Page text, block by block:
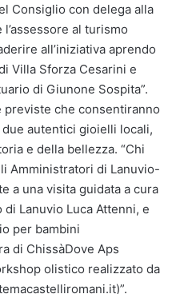
Consiglio con delega alla
al turismo
all’iniziativa aprendo
Villa Sforza Cesarini e
di Giunone Sospita”.
previste che consentiranno
autentici gioielli locali,
e della bellezza. “Chi
Amministratori di Lanuvio-
a una visita guidata a cura
Lanuvio Luca Attenni, e
per bambini
di ChissàDove Aps
olistico realizzato da